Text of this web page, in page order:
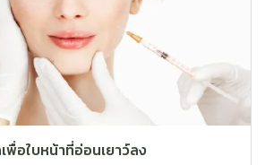
พื่อใบหน้าที่อ่อนเยาว์ลง